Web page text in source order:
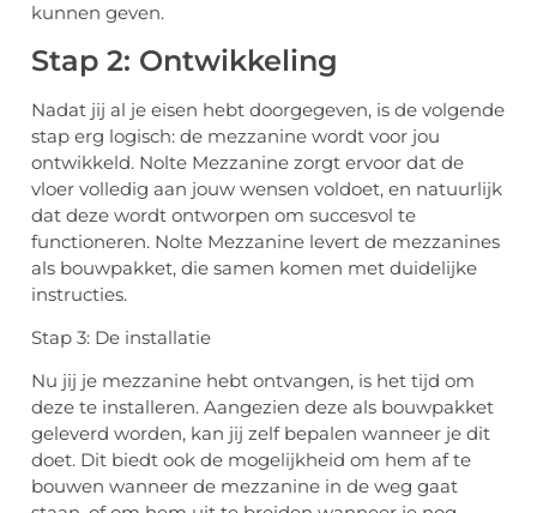
kunnen geven.
Stap 2: Ontwikkeling
Nadat jij al je eisen hebt doorgegeven, is de volgende
stap erg logisch: de mezzanine wordt voor jou
ontwikkeld. Nolte Mezzanine zorgt ervoor dat de
vloer volledig aan jouw wensen voldoet, en natuurlijk
dat deze wordt ontworpen om succesvol te
functioneren. Nolte Mezzanine levert de mezzanines
als bouwpakket, die samen komen met duidelijke
instructies.
Stap 3: De installatie
Nu jij je mezzanine hebt ontvangen, is het tijd om
deze te installeren. Aangezien deze als bouwpakket
geleverd worden, kan jij zelf bepalen wanneer je dit
doet. Dit biedt ook de mogelijkheid om hem af te
bouwen wanneer de mezzanine in de weg gaat